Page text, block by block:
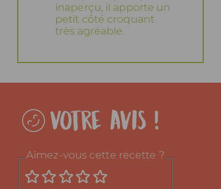
inaperçu, il apporte un
petit côté croquant
très agréable.
Votre avis !
Aimez-vous cette recette ?